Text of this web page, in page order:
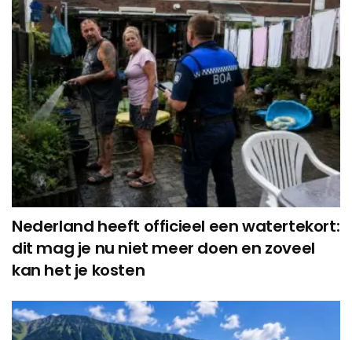
Nederland heeft officieel een watertekort:
dit mag je nu niet meer doen en zoveel
kan het je kosten